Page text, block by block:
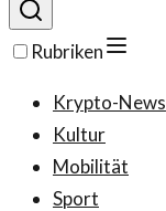
Rubriken
Krypto-News
Kultur
Mobilität
Sport